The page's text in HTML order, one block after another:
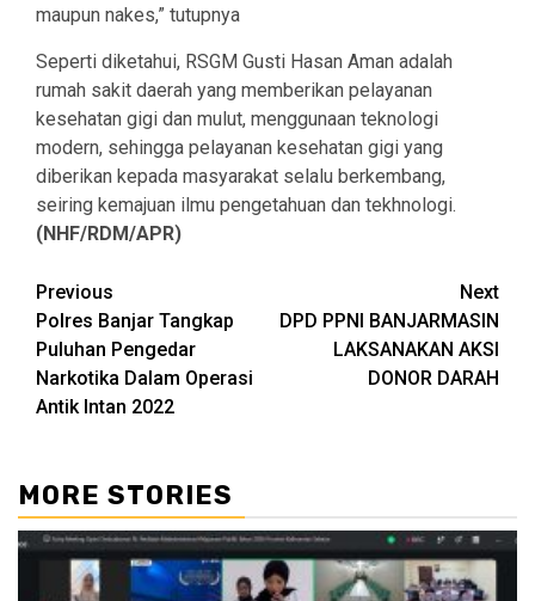
maupun nakes,” tutupnya
Seperti diketahui, RSGM Gusti Hasan Aman adalah
rumah sakit daerah yang memberikan pelayanan
kesehatan gigi dan mulut, menggunaan teknologi
modern, sehingga pelayanan kesehatan gigi yang
diberikan kepada masyarakat selalu berkembang,
seiring kemajuan ilmu pengetahuan dan tekhnologi.
(NHF/RDM/APR)
Continue
Reading
Previous
Polres Banjar Tangkap
Puluhan Pengedar
Narkotika Dalam Operasi
Antik Intan 2022
Next
DPD PPNI BANJARMASIN
LAKSANAKAN AKSI
DONOR DARAH
MORE STORIES